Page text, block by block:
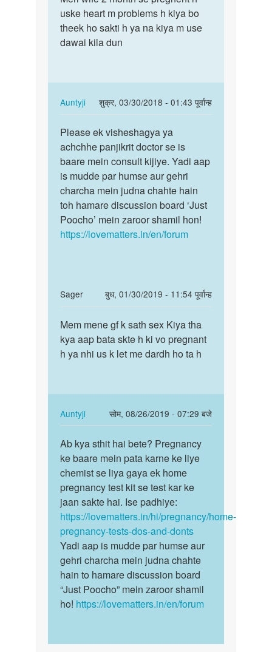
meri
perods
miss
9
Days
by
Anonymous
wife
2
month
uske heart m problems h kiya bo
theek ho sakti h ya na kiya m use
dawai kila dun
Auntyji
शुक्र, 03/30/2018 - 01:43 पूर्वान्ह
In
reply
to
Meri
wife
2
month
se…
by
Khan
Please
ek
visheshagya
ya…
Please ek visheshagya ya
achchhe panjikrit doctor se is
baare mein consult kijiye. Yadi aap
is mudde par humse aur gehri
charcha mein judna chahte hain
toh hamare discussion board ‘Just
Poocho’ mein zaroor shamil hon!
https://lovematters.in/en/forum
Sager
बुध, 01/30/2019 - 11:54 पूर्वान्ह
In
reply
to
Meri
wife
se…
by
Khan
Mem
mene
gf
sex
Kiya…
Mem mene gf k sath sex Kiya tha
kya aap bata skte h ki vo pregnant
h ya nhi us k let me dardh ho ta h
Auntyji
सोम, 08/26/2019 - 07:29 बजे
In
reply
to
Mem
mene
gf
k
sath
sex
Kiya…
by
Sager
Ab
kya
sthit
hai
bete?…
Ab kya sthit hai bete? Pregnancy
ke baare mein pata karne ke liye
chemist se liya gaya ek home
pregnancy test kit se test kar ke
jaan sakte hai. Ise padhiye:
https://lovematters.in/hi/pregnancy/home-
pregnancy-tests-dos-and-donts
Yadi aap is mudde par humse aur
gehri charcha mein judna chahte
hain to hamare discussion board
“Just Poocho” mein zaroor shamil
ho! https://lovematters.in/en/forum